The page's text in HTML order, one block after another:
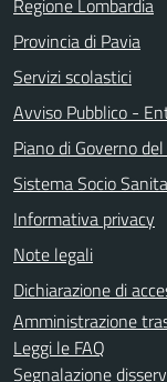
Provincia di Pavia
Servizi scolastici
Avviso Pubblico -
Piano di Governo
Sistema Socio
Informativa privacy
Note legali
Dichiarazione di
Amministrazione
Leggi le FAQ
Segnalazione